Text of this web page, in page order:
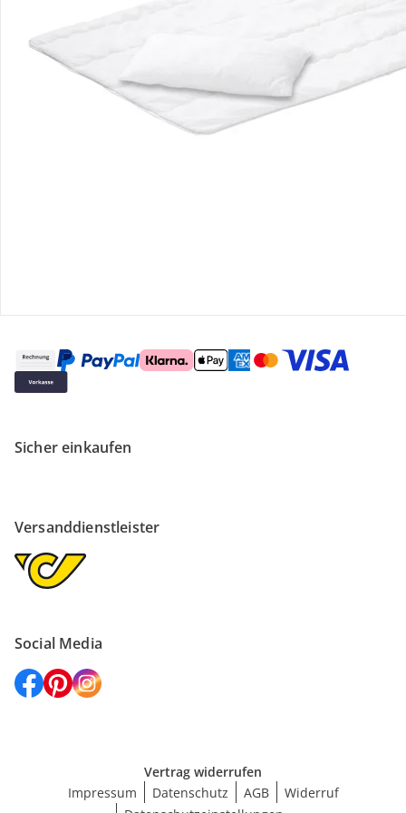
Gutscheine & Aktionen
Kontakt & Service
Sicher einkaufen
Versanddienstleister
Social Media
Vertrag widerrufen
Impressum
Datenschutz AGB
Widerruf